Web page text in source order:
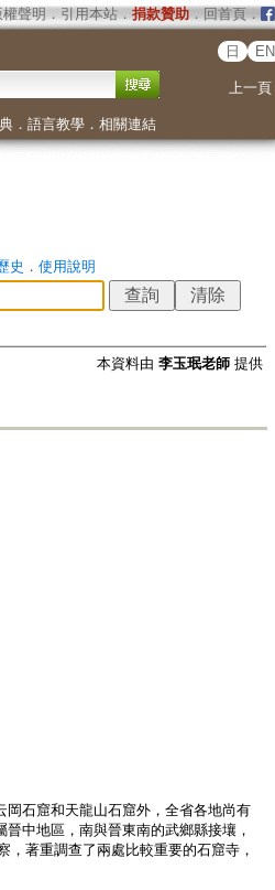
權聲明 ． 引用本站． 捐款贊助．回首頁．
日 EN
上一頁
． 語言教學． 相關連結
史 ． 使用說明
本資料由 李玉珉老師提供
石窟和天龍山石窟外，全省各地尚有
中地區，南與晉東南的武鄉縣接壤，
著重調查了兩處比較重要的石窟寺，